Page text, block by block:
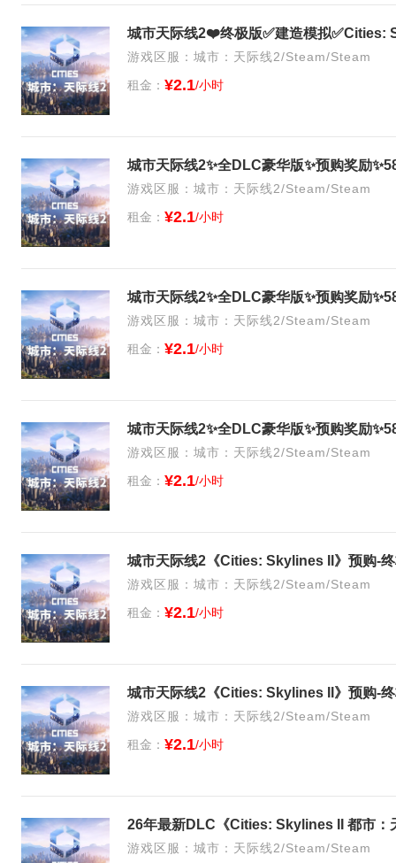
城市天际线2❤️终极版✅建造模拟✅Cities:
游戏区服：城市：天际线2/Steam/Steam
租金： ¥2.1/小时
游戏区服：城市：天际线2/Steam/Steam
租金： ¥2.1/小时
游戏区服：城市：天际线2/Steam/Steam
租金： ¥2.1/小时
游戏区服：城市：天际线2/Steam/Steam
租金： ¥2.1/小时
城市天际线2《Cities: Skylines II》预购-
游戏区服：城市：天际线2/Steam/Steam
租金： ¥2.1/小时
城市天际线2《Cities: Skylines II》预购-
游戏区服：城市：天际线2/Steam/Steam
租金： ¥2.1/小时
26年最新DLC《Cities: Skylines II 都市：
游戏区服：城市：天际线2/Steam/Steam